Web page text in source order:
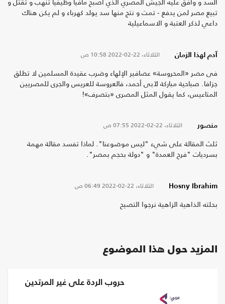
تبيع مصر لمن يدفع - تمت و نتج منها سد يولد كهرباء و لم يكن هناك
داعي لذكر العتبة و الاسماعيلية
آدم لهذا الزمان الثلاثاء، 22-02-2022 10:58 ص
فى مصر «المحروسة» عصافير الإلهاء وضرب عقيدة المسلمين لا تطلق
جزافا. صباحية مباركة لآبى أحمد، فالعروسة للعريس والجرى للمصريين
المتاعيس، كما يقول المثل المصرى «بتصرف»!
منصور الثلاثاء، 22-02-2022 07:55 ص
ثلث المقالة على شيء "ليس موضوعنا". لماذا تفسد مقالة مهمة
بسرديات "فرح العمدة" و "دولة بحجم بمصر".
Hosny Ibrahim الثلاثاء، 22-02-2022 06:49 ص
بحلته الذاهية الزاهية نرجوا التصيح
المزيد حول هذا الموضوع
حروب الردة على غير المرتدين